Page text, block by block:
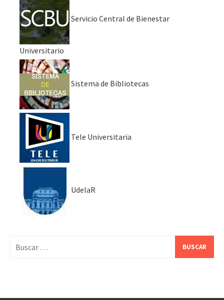
Servicio Central de Bienestar
Universitario
Sistema de Bibliotecas
Tele Universitaria
UdelaR